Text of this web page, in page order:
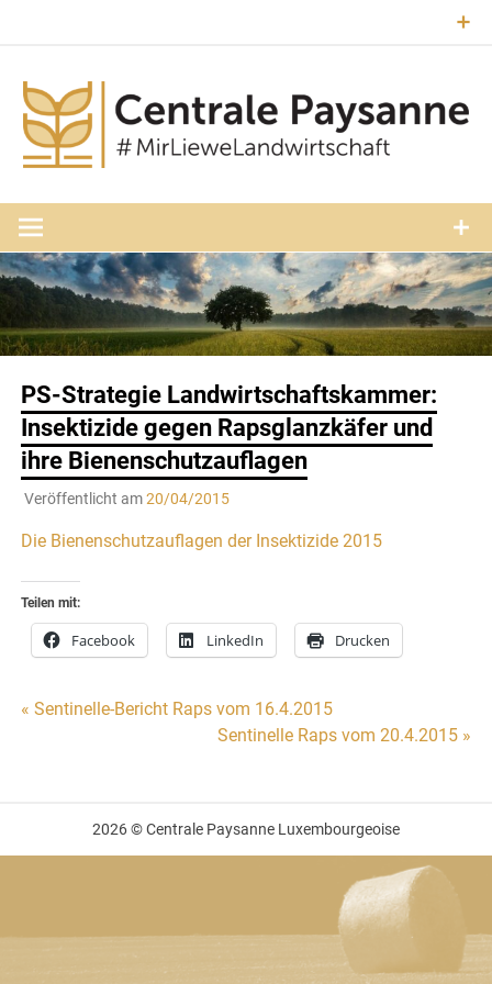
PS-Strategie Landwirtschaftskammer:
Insektizide gegen Rapsglanzkäfer und
ihre Bienenschutzauflagen
Veröffentlicht am20/04/2015
Die Bienenschutzauflagen der Insektizide 2015
Teilen mit:
Facebook LinkedIn Drucken
Beitragsnavigation
« Sentinelle-Bericht Raps vom 16.4.2015
Sentinelle Raps vom 20.4.2015 »
2026 © Centrale Paysanne Luxembourgeoise